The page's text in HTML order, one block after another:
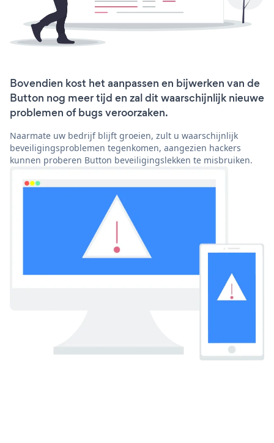
Bovendien kost het aanpassen en bijwerken van de
Button nog meer tijd en zal dit waarschijnlijk nieuwe
problemen of bugs veroorzaken.
Naarmate uw bedrijf blijft groeien, zult u waarschijnlijk
beveiligingsproblemen tegenkomen, aangezien hackers
kunnen proberen Button beveiligingslekken te misbruiken.